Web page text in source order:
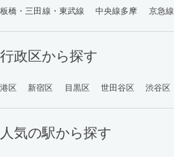
板橋・三田線・東武線
中央線多摩 京急線
行政区から探す
港区 新宿区 目黒区 世田谷区 渋谷区
人気の駅から探す